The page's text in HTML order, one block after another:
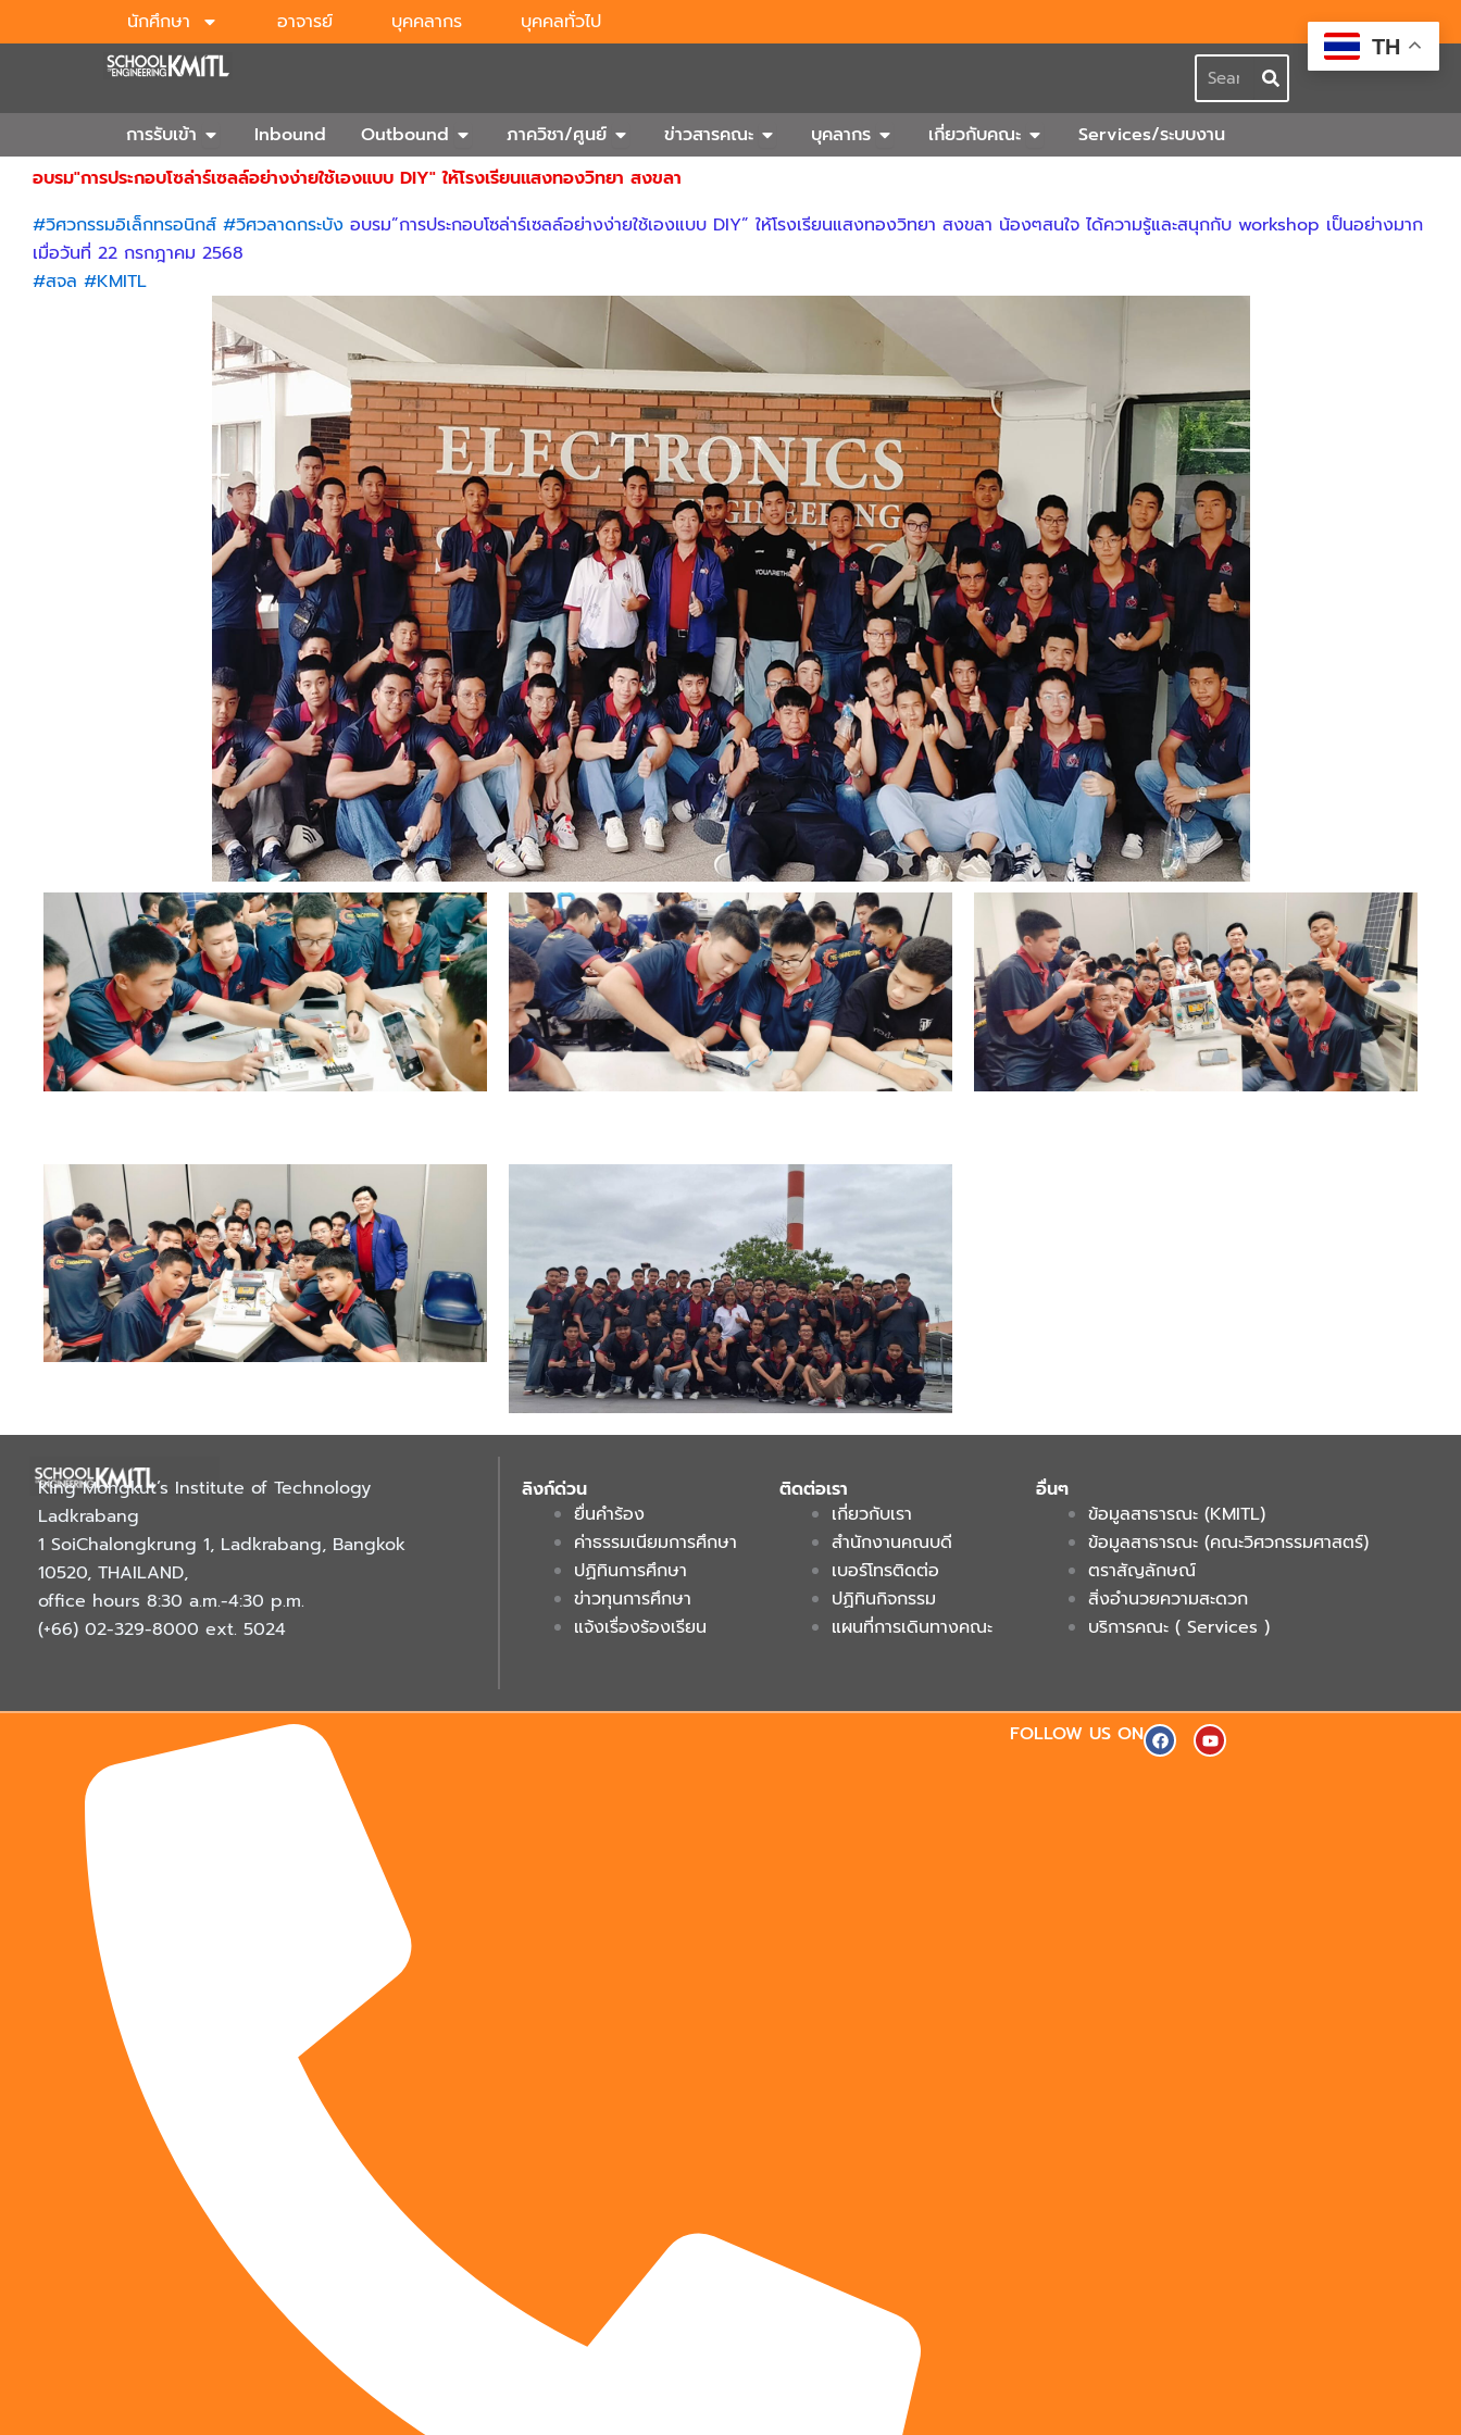
to
นักศึกษา อาจารย์ บุคคลากร บุคคลทั่วไป
Search
การรับเข้า Open การรับเข้า
Inbound Outbound Open Outbound
ภาควิชา/ศูนย์ Open ภาควิชา/ศูนย์
ข่าวสารคณะ Open ข่าวสารคณะ
บุคลากร Open บุคลากร
เกี่ยวกับคณะ Open เกี่ยวกับคณะ
Services/ระบบงาน
อบรม"การประกอบโซล่าร์เซลล์อย่างง่ายใช้เองแบบ DIY" ให้โรงเรียนแสงทองวิทยา สงขลา
#วิศวกรรมอิเล็กทรอนิกส์ #วิศวลาดกระบัง อบรม”การประกอบโซล่าร์เซลล์อย่างง่ายใช้เองแบบ DIY” ให้โรงเรียนแสงทองวิทยา สงขลา น้องๆสนใจ ได้ความรู้และสนุกกับ workshop เป็นอย่างมาก
เมื่อวันที่ 22 กรกฎาคม 2568
#สจล #KMITL
King Mongkut’s Institute of Technology
Ladkrabang
1 SoiChalongkrung 1, Ladkrabang, Bangkok
10520, THAILAND,
office hours 8:30 a.m.-4:30 p.m.
(+66) 02-329-8000 ext. 5024
ลิงก์ด่วน
ยื่นคำร้อง
ค่าธรรมเนียมการศึกษา
ปฏิทินการศึกษา
ข่าวทุนการศึกษา
แจ้งเรื่องร้องเรียน
ติดต่อเรา
เกี่ยวกับเรา
สำนักงานคณบดี
เบอร์โทรติดต่อ
ปฏิทินกิจกรรม
แผนที่การเดินทางคณะ
อื่นๆ
ข้อมูลสาธารณะ (KMITL)
ข้อมูลสาธารณะ (คณะวิศวกรรมศาสตร์)
ตราสัญลักษณ์
สิ่งอำนวยความสะดวก
บริการคณะ ( Services )
FOLLOW US ON F
a
c
Y
o
u
TH